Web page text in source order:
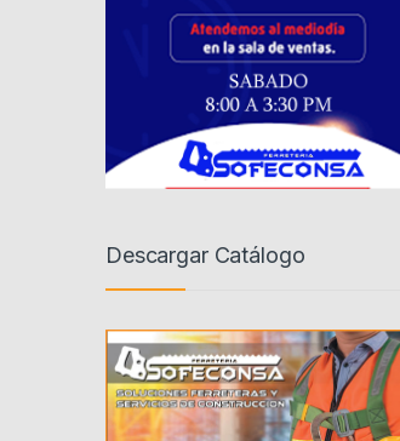
Descargar Catálogo